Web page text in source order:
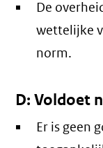
De
wettelijke
norm.
D: Voldoet
Er is geen